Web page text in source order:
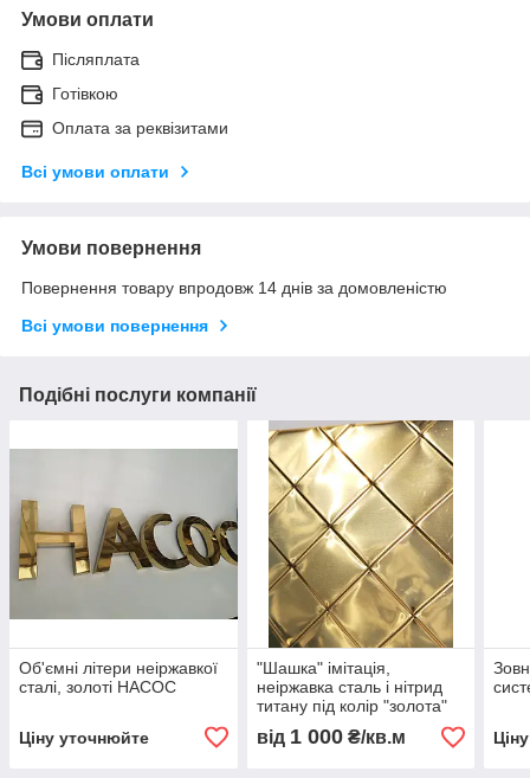
Умови оплати
Післяплата
Готівкою
Оплата за реквізитами
Всі умови оплати
Умови повернення
Повернення товару впродовж 14 днів за домовленістю
Всі умови повернення
Подібні послуги компанії
Об'ємні літери неіржавкої
сталі, золоті НАСОС
Ціну уточнюйте
"Шашка" імітація,
неіржавка сталь і нітрид
титану під колір "золота"
від 1 000₴/кв.м